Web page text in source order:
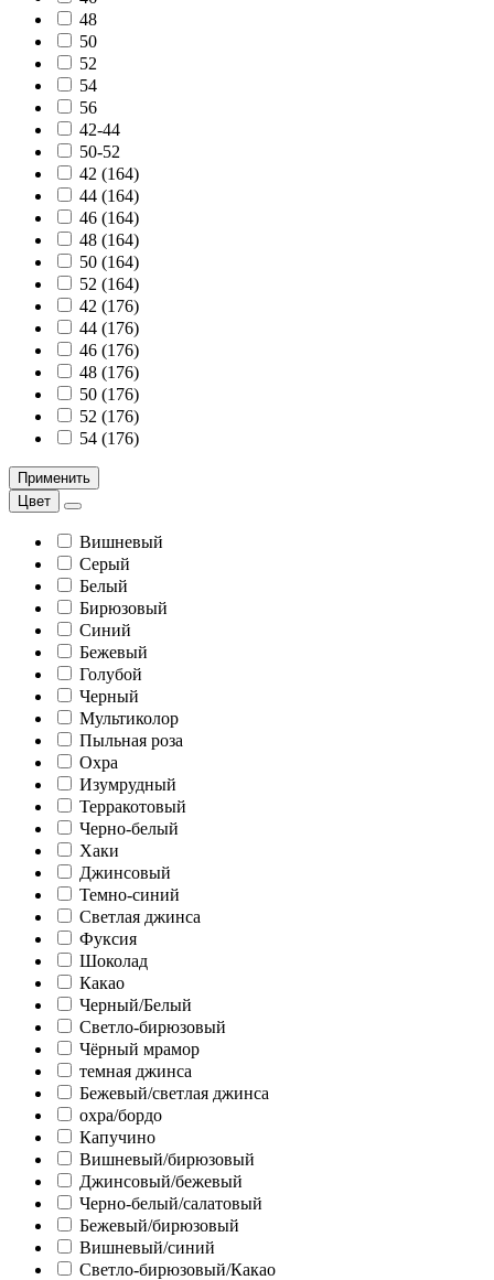
48
50
52
54
56
42-44
50-52
42 (164)
44 (164)
46 (164)
48 (164)
50 (164)
52 (164)
42 (176)
44 (176)
46 (176)
48 (176)
50 (176)
52 (176)
54 (176)
Применить
Цвет
Вишневый
Серый
Белый
Бирюзовый
Синий
Бежевый
Голубой
Черный
Мультиколор
Пыльная роза
Охра
Изумрудный
Терракотовый
Черно-белый
Хаки
Джинсовый
Темно-синий
Светлая джинса
Фуксия
Шоколад
Какао
Черный/Белый
Светло-бирюзовый
Чёрный мрамор
темная джинса
Бежевый/светлая джинса
охра/бордо
Капучино
Вишневый/бирюзовый
Джинсовый/бежевый
Черно-белый/салатовый
Бежевый/бирюзовый
Вишневый/синий
Светло-бирюзовый/Какао